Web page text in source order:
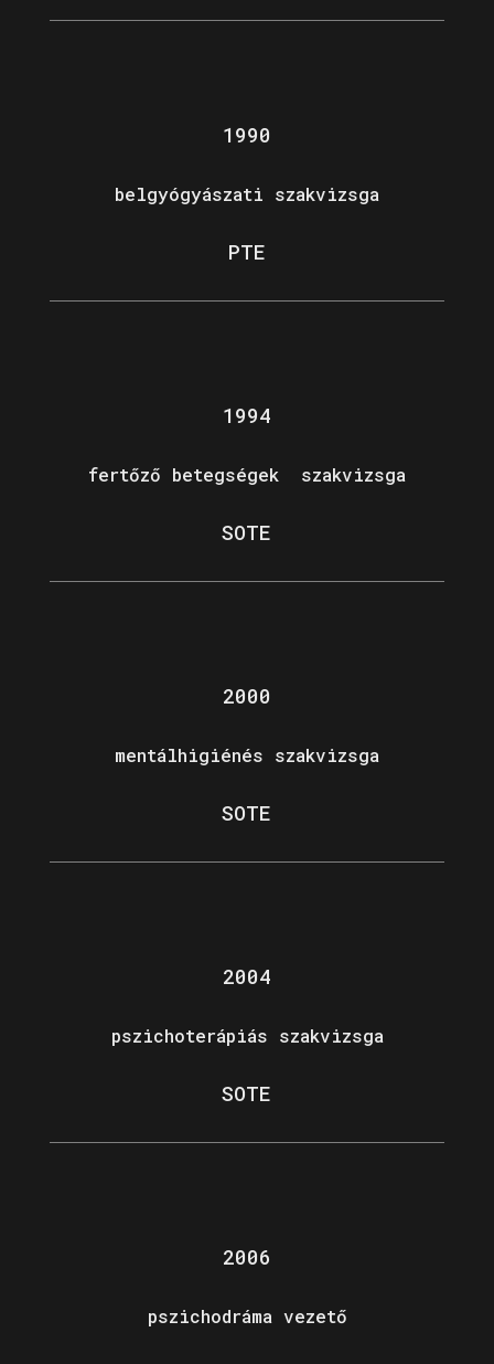
1990
belgyógyászati szakvizsga
PTE
1994
fertőző betegségek szakvizsga
SOTE
2000
mentálhigiénés szakvizsga
SOTE
2004
pszichoterápiás szakvizsga
SOTE
2006
pszichodráma vezető